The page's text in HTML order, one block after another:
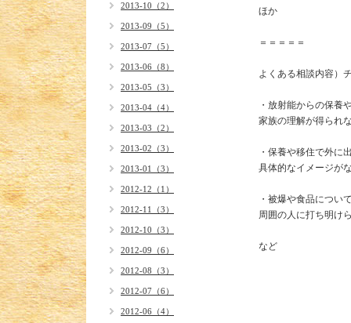
ほか
＝＝＝＝＝
よくある相談内容）
・放射能からの保養
家族の理解が得られ
・保養や移住で外に
具体的なイメージが
・被爆や食品につい
周囲の人に打ち明け
2013-10（2）
2013-09（5）
2013-07（5）
2013-06（8）
2013-05（3）
2013-04（4）
2013-03（2）
2013-02（3）
2013-01（3）
2012-12（1）
2012-11（3）
2012-10（3）
2012-09（6）
2012-08（3）
2012-07（6）
2012-06（4）